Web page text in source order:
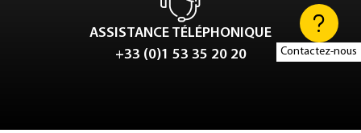
Contactez-nous
ASSISTANCE TÉLÉPHONIQUE
+33 (0)1 53 35 20 20